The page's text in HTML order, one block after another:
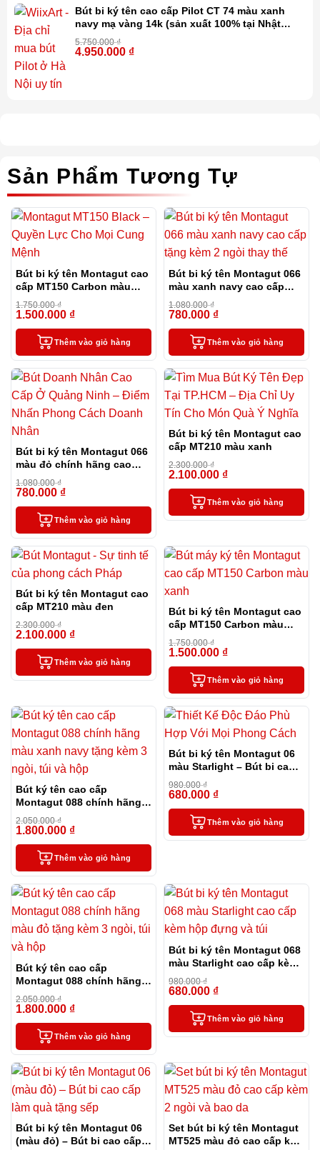
Bút bi ký tên cao cấp Pilot CT 74 màu xanh
navy mạ vàng 14k (sản xuất 100% tại Nhật
Bản)
5.750.000₫
4.950.000 ₫
Sản Phẩm Tương Tự
Bút bi ký tên Montagut cao
cấp MT150 Carbon màu
đen
1.750.000₫
1.500.000 ₫
Thêm vào giỏ hàng
Bút bi ký tên Montagut 066
màu xanh navy cao cấp
tặng kèm 2 ngòi thay thế
1.080.000₫
780.000 ₫
Thêm vào giỏ hàng
Bút bi ký tên Montagut 066
màu đỏ chính hãng cao
cấp tặng kèm 2 ngòi thay
thế
1.080.000₫
780.000 ₫
Thêm vào giỏ hàng
Bút bi ký tên Montagut cao
cấp MT210 màu xanh
2.300.000₫
2.100.000 ₫
Thêm vào giỏ hàng
Bút bi ký tên Montagut cao
cấp MT210 màu đen
2.300.000₫
2.100.000 ₫
Thêm vào giỏ hàng
Bút bi ký tên Montagut cao
cấp MT150 Carbon màu
xanh
1.750.000₫
1.500.000 ₫
Thêm vào giỏ hàng
Bút ký tên cao cấp
Montagut 088 chính hãng
màu xanh navy tặng kèm 3
ngòi, túi và hộp
2.050.000₫
1.800.000 ₫
Thêm vào giỏ hàng
Bút bi ký tên Montagut 06
màu Starlight – Bút bi cao
cấp làm quà tặng sếp
980.000₫
680.000 ₫
Thêm vào giỏ hàng
Bút ký tên cao cấp
Montagut 088 chính hãng
màu đỏ tặng kèm 3 ngòi,
túi và hộp
2.050.000₫
1.800.000 ₫
Thêm vào giỏ hàng
Bút bi ký tên Montagut 068
màu Starlight cao cấp kèm
hộp đựng và túi
980.000₫
680.000 ₫
Thêm vào giỏ hàng
Bút bi ký tên Montagut 06
(màu đỏ) – Bút bi cao cấp
Set bút bi ký tên Montagut
MT525 màu đỏ cao cấp kèm